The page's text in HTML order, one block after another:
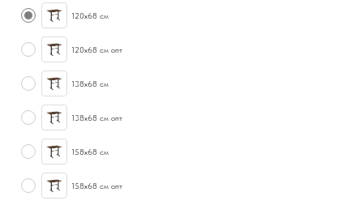
120х68 см
120х68 см опт
138х68 см
138х68 см опт
158х68 см
158х68 см опт